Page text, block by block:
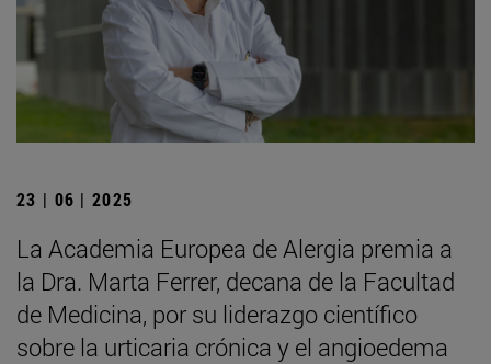
23 | 06 | 2025
La Academia Europea de Alergia premia a
la Dra. Marta Ferrer, decana de la Facultad
de Medicina, por su liderazgo científico
sobre la urticaria crónica y el angioedema